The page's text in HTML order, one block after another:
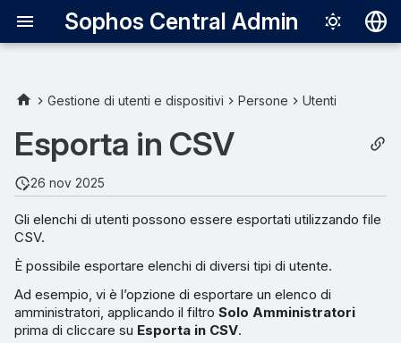
Sophos Central Admin
English
Italiano
日本語
한국어
Português
中文（繁體）
Gestione di utenti e dispositivi Persone Utenti
Esporta in CSV
26 nov 2025
Gli elenchi di utenti possono essere esportati utilizzando file
CSV.
È possibile esportare elenchi di diversi tipi di utente.
Ad esempio, vi è l’opzione di esportare un elenco di
amministratori, applicando il filtro Solo Amministratori
prima di cliccare su Esporta in CSV.